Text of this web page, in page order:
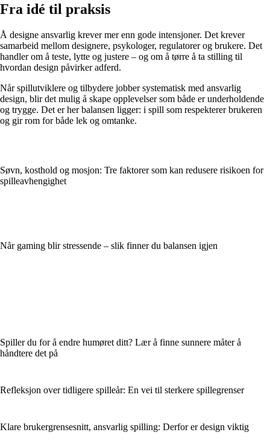
Fra idé til praksis
Å designe ansvarlig krever mer enn gode intensjoner. Det krever
samarbeid mellom designere, psykologer, regulatorer og brukere. Det
handler om å teste, lytte og justere – og om å tørre å ta stilling til
hvordan design påvirker adferd.
Når spillutviklere og tilbydere jobber systematisk med ansvarlig
design, blir det mulig å skape opplevelser som både er underholdende
og trygge. Det er her balansen ligger: i spill som respekterer brukeren
og gir rom for både lek og omtanke.
Søvn, kosthold og mosjon: Tre faktorer som kan redusere risikoen for
spilleavhengighet
Når gaming blir stressende – slik finner du balansen igjen
Spiller du for å endre humøret ditt? Lær å finne sunnere måter å
håndtere det på
Refleksjon over tidligere spilleår: En vei til sterkere spillegrenser
Klare brukergrensesnitt, ansvarlig spilling: Derfor er design viktig